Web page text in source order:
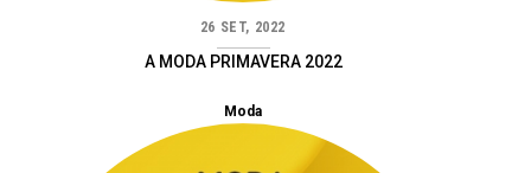
26 SET, 2022
A MODA PRIMAVERA 2022
Moda